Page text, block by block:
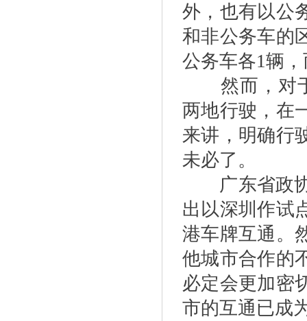
外，也有以公
和非公务车的
公务车各1辆
然而，对于
两地行驶，在
来讲，明确行
未必了。
广东省政协
出以深圳作试
港车牌互通。
他城市合作的
必定会更加密
市的互通已成